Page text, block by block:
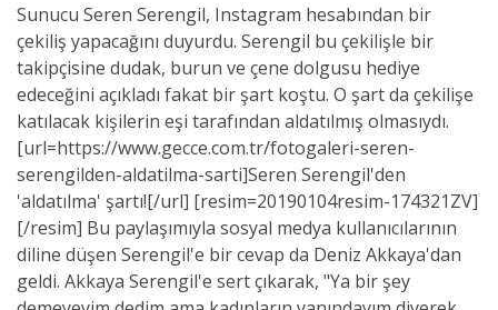
Sunucu Seren Serengil, Instagram hesabından bir
çekiliş yapacağını duyurdu. Serengil bu çekilişle bir
takipçisine dudak, burun ve çene dolgusu hediye
edeceğini açıkladı fakat bir şart koştu. O şart da çekilişe
katılacak kişilerin eşi tarafından aldatılmış olmasıydı.
[url=https://www.gecce.com.tr/fotogaleri-seren-
serengilden-aldatilma-sarti]Seren Serengil'den
'aldatılma' şartı![/url] [resim=20190104resim-174321ZV]
[/resim] Bu paylaşımıyla sosyal medya kullanıcılarının
diline düşen Serengil'e bir cevap da Deniz Akkaya'dan
geldi. Akkaya Serengil'e sert çıkarak, "Ya bir şey